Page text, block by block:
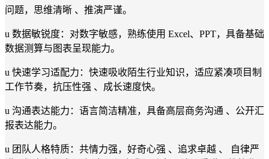
问题，思维清晰 、推演严谨。
u 数据敏锐度：对数字敏感，熟练使用 Excel、PPT，具备基础
数据测算与图表呈现能力。
u 快速学习适配力：快速吸收陌生行业知识，适应紧凑项目制
工作节奏，抗压性强 、成长速度快。
u 沟通表达能力：语言简洁精准，具备高层商务沟通 、公开汇
报表达能力。
u 团队人格特质：共情力强，好奇心强 、追求卓越 、 自律严